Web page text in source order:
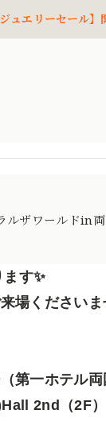
ュエリーセール
ルザワールドin
す✨
場くださいま
第一ホテル両
2nd（2F